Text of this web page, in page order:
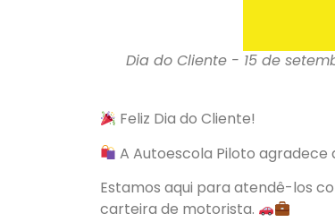
Dia do Cliente - 15 de
Feliz Dia do Cliente!
A Autoescola Piloto agradece
Estamos aqui para atendê-los
carteira de motorista.